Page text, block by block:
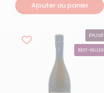
Ajouter au panier
ÉPUISÉ
BEST-SELLER